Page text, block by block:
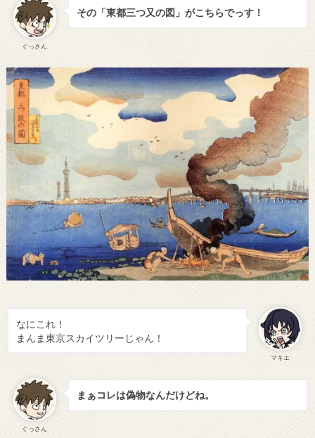
ぐっさん
その「東都三つ又の図」がこちらでっす！
マキエ
なにこれ！
まんま東京スカイツリーじゃん！
ぐっさん
まぁコレは偽物なんだけどね。